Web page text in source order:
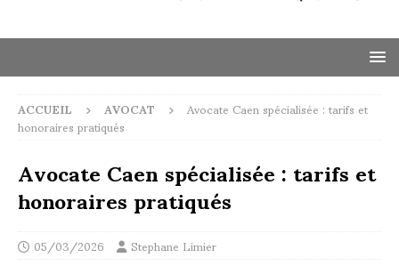
ACCUEIL AVOCAT Avocate Caen spécialisée : tarifs et
honoraires pratiqués
Avocate Caen spécialisée : tarifs et
honoraires pratiqués
05/03/2026 Stephane Limier